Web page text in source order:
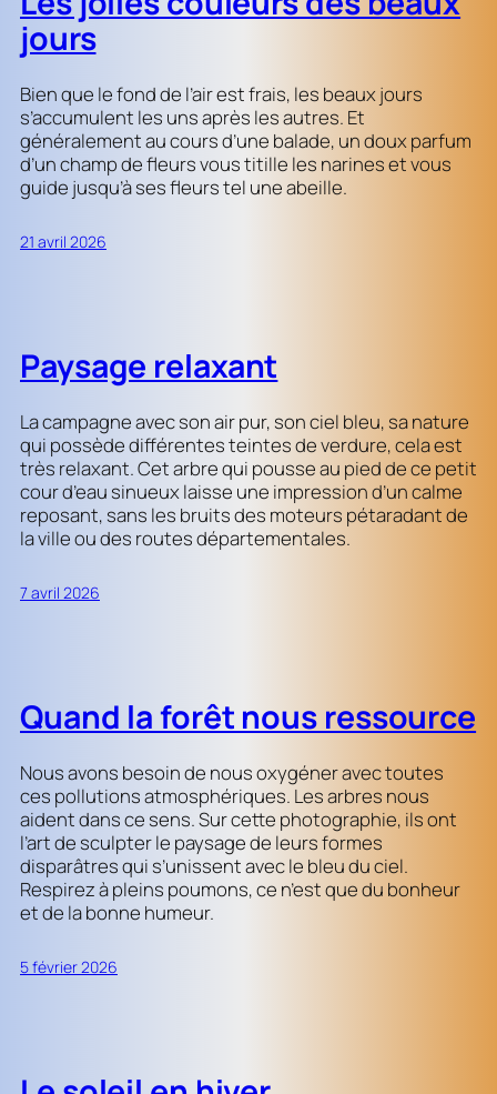
jours
Bien que le fond de l’air est frais, les beaux jours
s’accumulent les uns après les autres. Et
généralement au cours d’une balade, un doux parfum
d’un champ de fleurs vous titille les narines et vous
guide jusqu’à ses fleurs tel une abeille.
21 avril 2026
Paysage relaxant
La campagne avec son air pur, son ciel bleu, sa nature
qui possède différentes teintes de verdure, cela est
très relaxant. Cet arbre qui pousse au pied de ce petit
cour d’eau sinueux laisse une impression d’un calme
reposant, sans les bruits des moteurs pétaradant de
la ville ou des routes départementales.
7 avril 2026
Quand la forêt nous ressource
Nous avons besoin de nous oxygéner avec toutes
ces pollutions atmosphériques. Les arbres nous
aident dans ce sens. Sur cette photographie, ils ont
l’art de sculpter le paysage de leurs formes
disparâtres qui s’unissent avec le bleu du ciel.
Respirez à pleins poumons, ce n’est que du bonheur
et de la bonne humeur.
5 février 2026